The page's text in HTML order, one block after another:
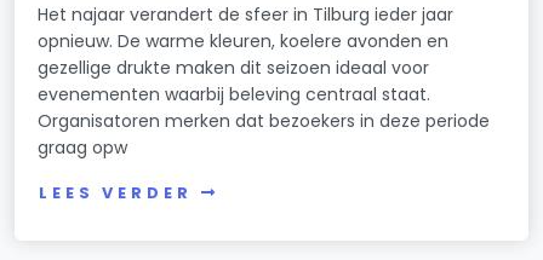
Het najaar verandert de sfeer in Tilburg ieder jaar
opnieuw. De warme kleuren, koelere avonden en
gezellige drukte maken dit seizoen ideaal voor
evenementen waarbij beleving centraal staat.
Organisatoren merken dat bezoekers in deze periode
graag opw
LEES VERDER